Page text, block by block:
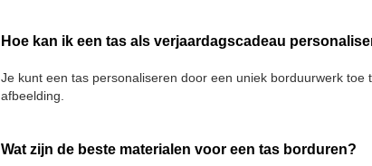
Hoe kan ik een tas als verjaardagscadeau
Je kunt een tas personaliseren door een uniek borduurwerk
afbeelding.
Wat zijn de beste materialen voor een tas borduren?